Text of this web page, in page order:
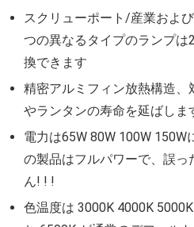
スクリューポート/産業およ
つの異なるタイプのランプは
換できます
精密アルミフィン放熱構造
やランタンの寿命を延ばしま
電力は65W 80W 100W
の製品はフルパワーで、誤
ん! ! !
色温度は 3000K 4000K